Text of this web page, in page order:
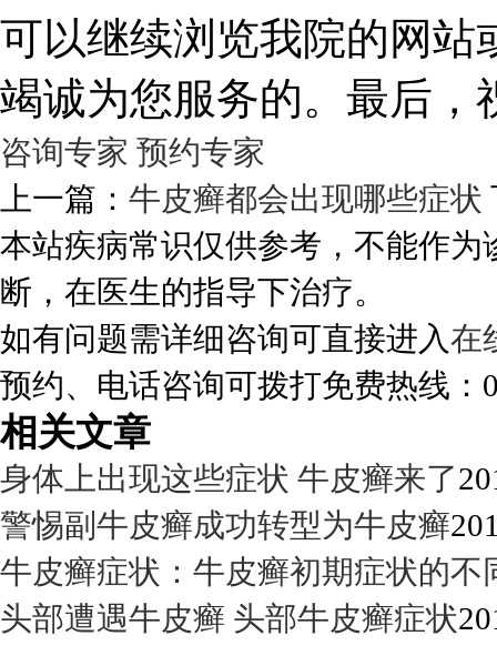
可以继续浏览我院的网站
竭诚为您服务的。最后，
咨询专家 预约专家
上一篇： 牛皮癣都会出现哪些症状
本站疾病常识仅供参考，不能作
断，在医生的指导下治疗。
如有问题需详细咨询可直接进入在
预约、电话咨询可拨打免费热线：
相关文章
身体上出现这些症状 牛皮癣来了
警惕副牛皮癣成功转型为牛皮癣
牛皮癣症状：牛皮癣初期症状的不
头部遭遇牛皮癣 头部牛皮癣症状